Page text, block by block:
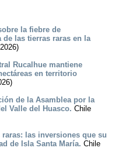
la fiebre de
de las tierras raras en la
Rucalhue mantiene
en territorio
de la Asamblea por la
Valle del Huasco. Chile
las inversiones que su
de Isla Santa María. Chile